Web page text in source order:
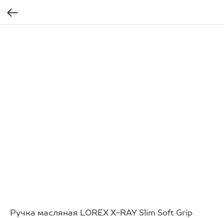
Ручка масляная LOREX X-RAY Slim Soft Grip